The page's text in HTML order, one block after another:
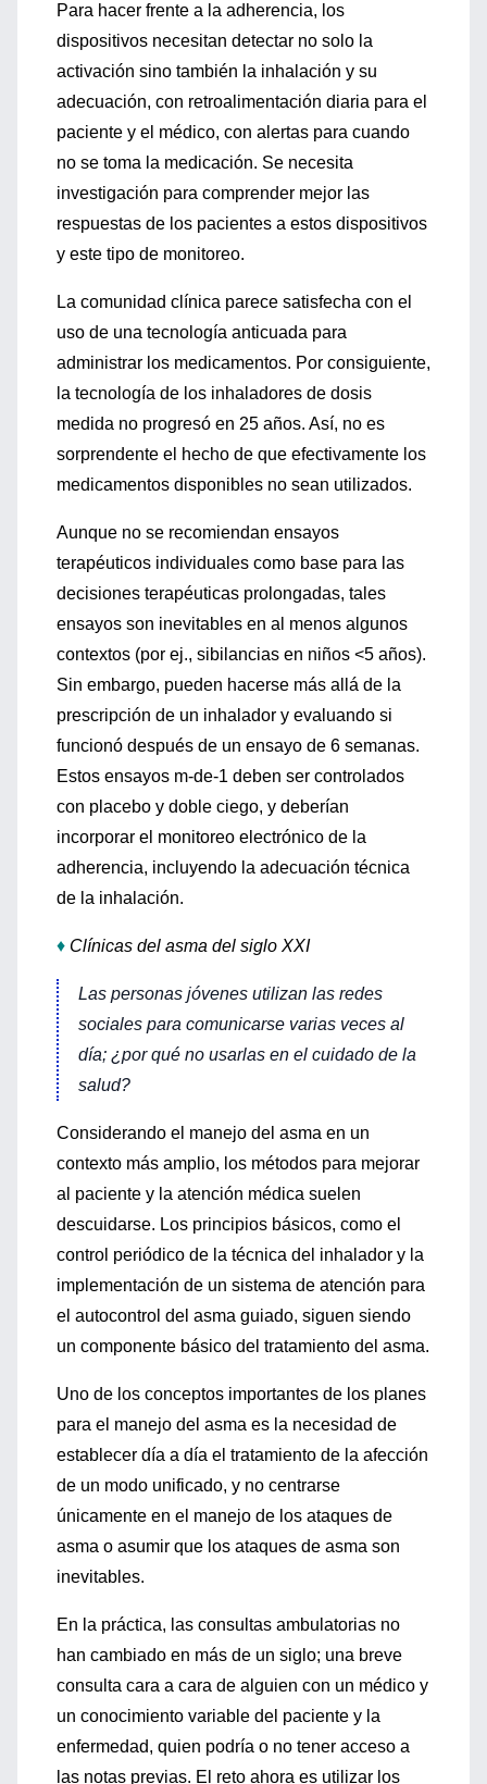
Para hacer frente a la adherencia, los
dispositivos necesitan detectar no solo la
activación sino también la inhalación y su
adecuación, con retroalimentación diaria para el
paciente y el médico, con alertas para cuando
no se toma la medicación. Se necesita
investigación para comprender mejor las
respuestas de los pacientes a estos dispositivos
y este tipo de monitoreo.
La comunidad clínica parece satisfecha con el
uso de una tecnología anticuada para
administrar los medicamentos. Por consiguiente,
la tecnología de los inhaladores de dosis
medida no progresó en 25 años. Así, no es
sorprendente el hecho de que efectivamente los
medicamentos disponibles no sean utilizados.
Aunque no se recomiendan ensayos
terapéuticos individuales como base para las
decisiones terapéuticas prolongadas, tales
ensayos son inevitables en al menos algunos
contextos (por ej., sibilancias en niños <5 años).
Sin embargo, pueden hacerse más allá de la
prescripción de un inhalador y evaluando si
funcionó después de un ensayo de 6 semanas.
Estos ensayos m-de-1 deben ser controlados
con placebo y doble ciego, y deberían
incorporar el monitoreo electrónico de la
adherencia, incluyendo la adecuación técnica
de la inhalación.
♦ Clínicas del asma del siglo XXI
Las personas jóvenes utilizan las redes
sociales para comunicarse varias veces al
día; ¿por qué no usarlas en el cuidado de la
salud?
Considerando el manejo del asma en un
contexto más amplio, los métodos para mejorar
al paciente y la atención médica suelen
descuidarse. Los principios básicos, como el
control periódico de la técnica del inhalador y la
implementación de un sistema de atención para
el autocontrol del asma guiado, siguen siendo
un componente básico del tratamiento del asma.
Uno de los conceptos importantes de los planes
para el manejo del asma es la necesidad de
establecer día a día el tratamiento de la afección
de un modo unificado, y no centrarse
únicamente en el manejo de los ataques de
asma o asumir que los ataques de asma son
inevitables.
En la práctica, las consultas ambulatorias no
han cambiado en más de un siglo; una breve
consulta cara a cara de alguien con un médico y
un conocimiento variable del paciente y la
enfermedad, quien podría o no tener acceso a
las notas previas. El reto ahora es utilizar los